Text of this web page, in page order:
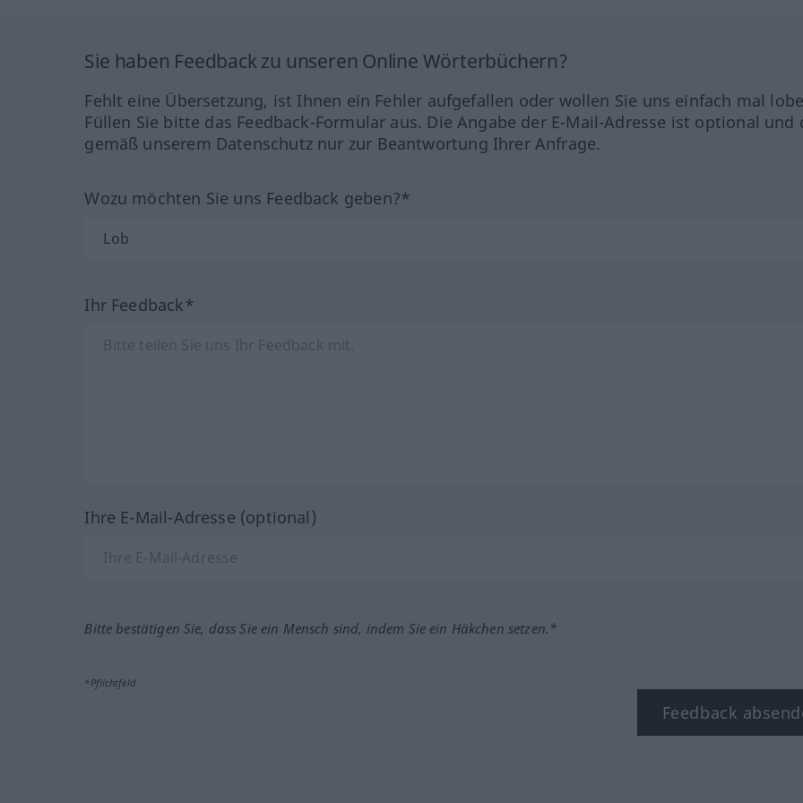
Sie haben Feedback zu unseren Online Wörterbüchern?
Fehlt eine Übersetzung, ist Ihnen ein Fehler aufgefallen oder wollen Sie uns einfach mal
Füllen Sie bitte das Feedback-Formular aus. Die Angabe der E-Mail-Adresse ist optional und
gemäß unserem Datenschutz nur zur Beantwortung Ihrer Anfrage.
Wozu möchten Sie uns Feedback geben?*
Ihr Feedback*
Ihre E-Mail-Adresse (optional)
Bitte bestätigen Sie, dass Sie ein Mensch sind, indem Sie ein Häkchen setzen.*
*Pflichtfeld
Feedback